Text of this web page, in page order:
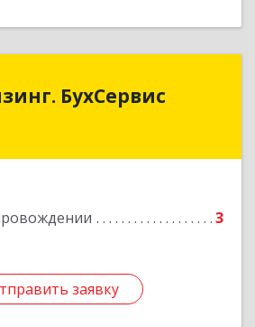
БухСервис
3
заявку
БухСервис
заявку